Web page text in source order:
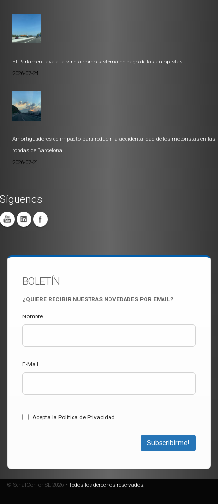
El Parlament avala la viñeta como sistema de pago de las autopistas
2026-07-24
Amortiguadores de impacto para reducir la accidentalidad de los motoristas en las
rondas de Barcelona
2026-07-21
Síguenos
BOLETÍN
¿QUIERE RECIBIR NUESTRAS NOVEDADES POR EMAIL?
Nombre
E-Mail
Acepta la Politica de Privacidad
Subscribirme!
© SeñalConfor SL 2026 • Todos los derechos reservados.